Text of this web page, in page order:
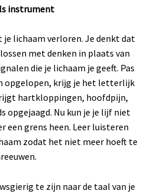
instrument
lichaam verloren. Je denkt dat
met denken in plaats van
die je lichaam je geeft. Pas
opgelopen, krijg je het letterlijk
hartkloppingen, hoofdpijn,
opgejaagd. Nu kun je je lijf niet
een grens heen. Leer luisteren
zodat het niet meer hoeft te
te zijn naar de taal van je